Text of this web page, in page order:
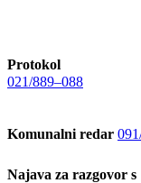
Protokol
021/889–088
Komunalni redar
Najava za razgovor